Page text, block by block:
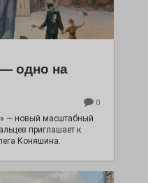
одно на
0
— новый масштабный
приглашает к
Коняшина.